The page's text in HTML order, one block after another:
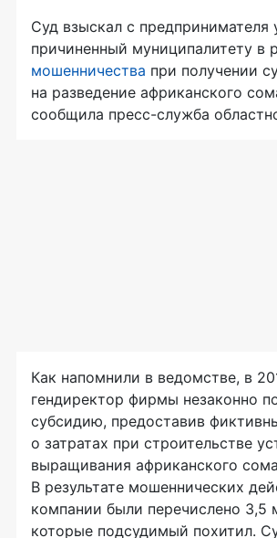
Суд взыскал с предпринимателя
причиненный муниципалитету в
мошенничества при получении
на разведение африканского
сообщила пресс-служба
Как напомнили в ведомстве, в
гендиректор фирмы незаконно
субсидию, предоставив
о затратах при строительстве
выращивания африканского
В результате мошеннических
компании были перечислено 3,5
которые подсудимый похитил.